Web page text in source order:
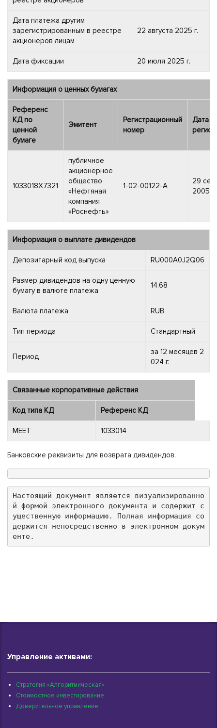
Дата платежа другим
зарегистрированным в реестре
акционеров лицам
22 августа 2025 г.
Дата фиксации 20 июля 2025 г.
Информация о ценных бумагах
Референс
КД по
ценной
бумаге
Эмитент
Регистрационный
номер
Дата
1033018X7321
публичное
акционерное
общество
«Нефтяная
компания
«Роснефть»
1-02-00122-A
29
2005 г.
Информация о выплате дивидендов
Депозитарный код выпуска RU000A0J2Q06
Размер дивидендов на одну ценную
бумагу в валюте платежа
14.68
Валюта платежа RUB
Тип периода Стандартный
Период
за 12 месяцев 2
024 г.
Связанные корпоративные действия
Код типа КД Референс КД
MEET 1033014
Банковские реквизиты для возврата дивидендов.
Настоящий документ является визуализированно
й формой электронного документа и содержит с
ущественную информацию. Полная информация со
держится непосредственно в электронном докум
енте.
Управление активами:
Стратегия «Алгоритмическая»
Стоимостное инвестирование
Доверительное управление